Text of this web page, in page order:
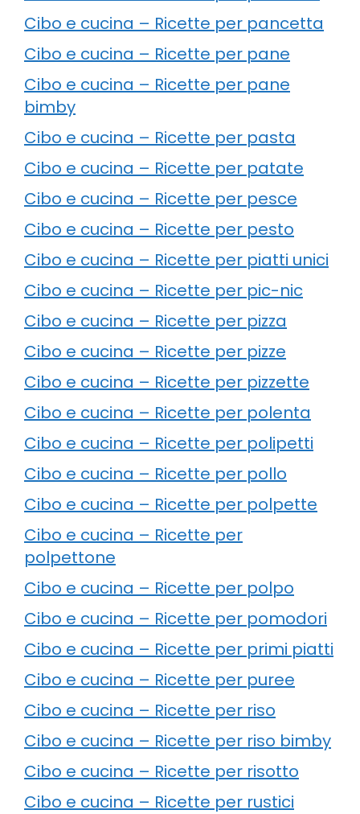
Cibo e cucina – Ricette per pancetta
Cibo e cucina – Ricette per pane
Cibo e cucina – Ricette per pane
bimby
Cibo e cucina – Ricette per pasta
Cibo e cucina – Ricette per patate
Cibo e cucina – Ricette per pesce
Cibo e cucina – Ricette per pesto
Cibo e cucina – Ricette per piatti unici
Cibo e cucina – Ricette per pic-nic
Cibo e cucina – Ricette per pizza
Cibo e cucina – Ricette per pizze
Cibo e cucina – Ricette per pizzette
Cibo e cucina – Ricette per polenta
Cibo e cucina – Ricette per polipetti
Cibo e cucina – Ricette per pollo
Cibo e cucina – Ricette per polpette
Cibo e cucina – Ricette per
polpettone
Cibo e cucina – Ricette per polpo
Cibo e cucina – Ricette per pomodori
Cibo e cucina – Ricette per primi piatti
Cibo e cucina – Ricette per puree
Cibo e cucina – Ricette per riso
Cibo e cucina – Ricette per riso bimby
Cibo e cucina – Ricette per risotto
Cibo e cucina – Ricette per rustici